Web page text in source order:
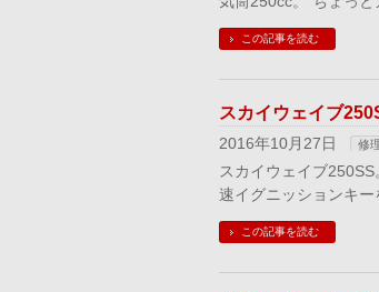
この記事を読む
スカイウェイブ
2016年10月27日 修
スカイウェイブ
速イグニッションキ
この記事を読む